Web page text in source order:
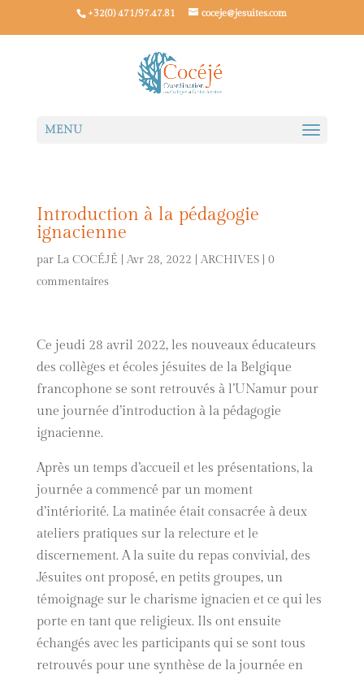
+32(0) 471/97.47.81 coceje@jesuites.com
Introduction à la pédagogie
ignacienne
par La COCÉJÉ Avr 28, 2022 ARCHIVES| 0
commentaires
Ce jeudi 28 avril 2022, les nouveaux éducateurs
des collèges et écoles jésuites de la Belgique
francophone se sont retrouvés à l’UNamur pour
une journée d’introduction à la pédagogie
ignacienne.
Après un temps d’accueil et les présentations, la
journée a commencé par un moment
d’intériorité. La matinée était consacrée à deux
ateliers pratiques sur la relecture et le
discernement. A la suite du repas convivial, des
Jésuites ont proposé, en petits groupes, un
témoignage sur le charisme ignacien et ce qui les
porte en tant que religieux. Ils ont ensuite
échangés avec les participants qui se sont tous
retrouvés pour une synthèse de la journée en